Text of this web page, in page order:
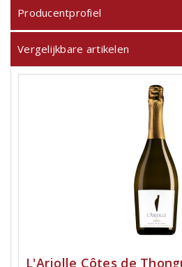
Producentprofiel
Vergelijkbare artikelen
L'Arjolle Côtes de